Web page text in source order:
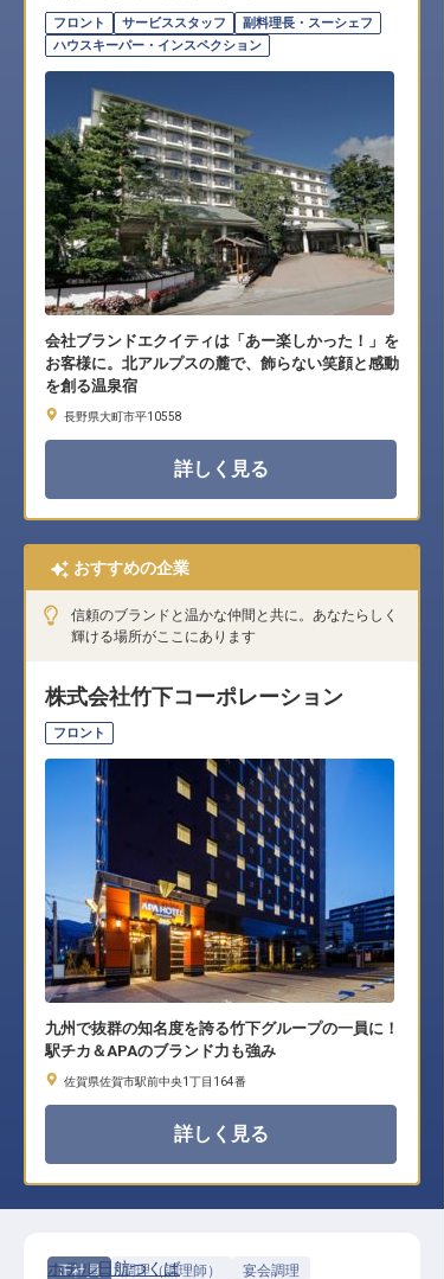
フロント サービススタッフ
副料理長・スーシェフ
ハウスキーパー・インスペクション
会社ブランドエクイティは「あー楽しかった！」を
お客様に。北アルプスの麓で、飾らない笑顔と感動
を創る温泉宿
長野県大町市平10558
詳しく見る
おすすめの企業
信頼のブランドと温かな仲間と共に。あなたらしく
輝ける場所がここにあります
株式会社竹下コーポレーション
フロント
九州で抜群の知名度を誇る竹下グループの一員に！
駅チカ＆APAのブランド力も強み
佐賀県佐賀市駅前中央1丁目164番
詳しく見る
正社員 調理（調理師） 宴会調理
ホテル日航つくば